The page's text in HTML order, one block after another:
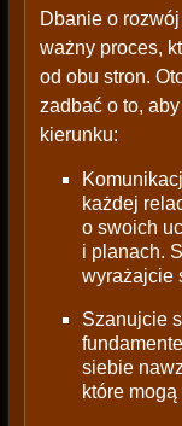
Dbanie o
ważny proces,
od obu stron.
zadbać o to,
kierunku:
każdej
o swoich
i planach.
wyrażajcie
Szanujcie
siebie
które